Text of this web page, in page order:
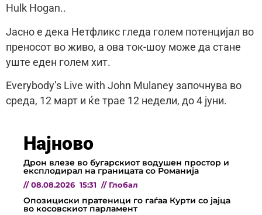
Hulk Hogan..
Јасно е дека Нетфликс гледа голем потенцијал во
преносот во живо, а ова ток-шоу може да стане
уште еден голем хит.
Everybody’s Live with John Mulaney започнува во
среда, 12 март и ќе трае 12 недели, до 4 јуни.
Најново
Дрон влезе во бугарскиот водушен простор и
експлодирал на границата со Романија
// 08.08.2026 15:31 // Глобал
Опозициски пратеници го гаѓаа Курти со јајца
во косовскиот парламент